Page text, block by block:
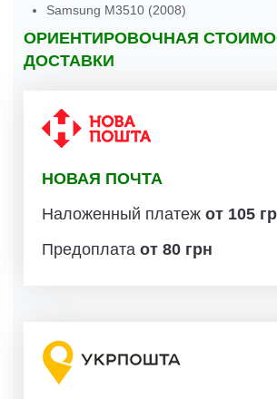
Samsung M3510 (2008)
ОРИЕНТИРОВОЧНАЯ
ДОСТАВКИ
НОВАЯ ПОЧТА
Наложенный платеж от 105
Предоплата от 80 грн